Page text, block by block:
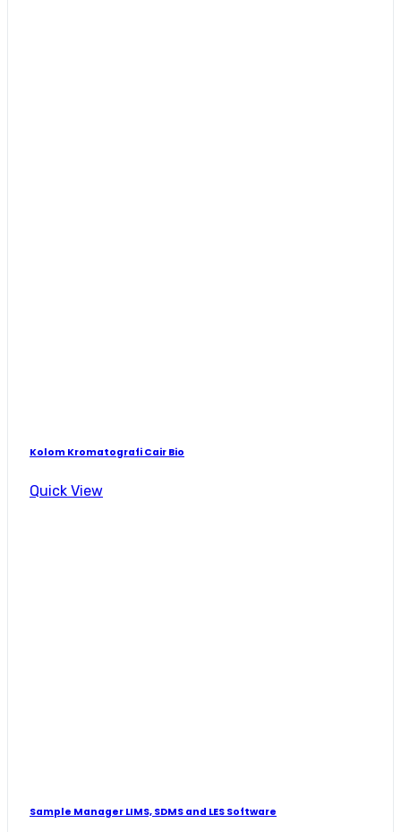
Kolom Kromatografi Cair Bio
Quick View
Sample Manager LIMS, SDMS and LES Software